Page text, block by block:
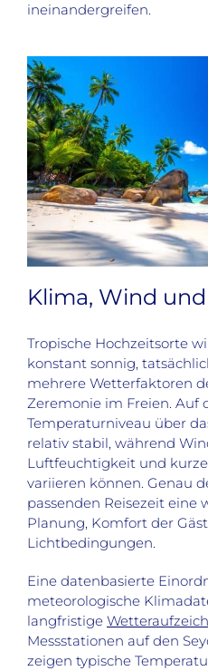
ineinandergreifen.
Klima, Wind und
Tropische Hochzeitsorte
konstant sonnig,
mehrere Wetterfaktoren
Zeremonie im Freien. Auf
Temperaturniveau über
relativ stabil, während
Luftfeuchtigkeit und
variieren können. Genau
passenden Reisezeit eine
Planung, Komfort der
Lichtbedingungen.
Eine datenbasierte
meteorologische
langfristige
Messstationen auf den
zeigen typische